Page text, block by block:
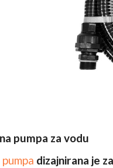
pumpa za vodu
dizajnirana je